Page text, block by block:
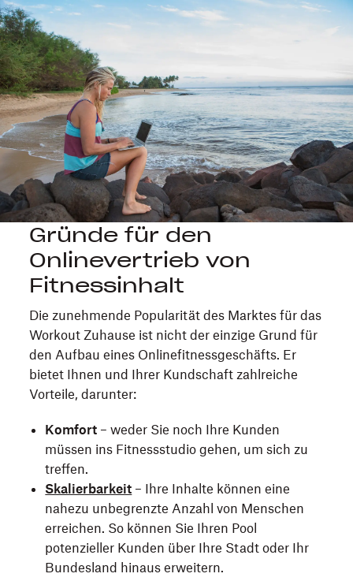
Gründe für den
Onlinevertrieb von
Fitnessinhalt
Die zunehmende Popularität des Marktes für das
Workout Zuhause ist nicht der einzige Grund für
den Aufbau eines Onlinefitnessgeschäfts. Er
bietet Ihnen und Ihrer Kundschaft zahlreiche
Vorteile, darunter:
Komfort – weder Sie noch Ihre Kunden
müssen ins Fitnessstudio gehen, um sich zu
treffen.
Skalierbarkeit – Ihre Inhalte können eine
nahezu unbegrenzte Anzahl von Menschen
erreichen. So können Sie Ihren Pool
potenzieller Kunden über Ihre Stadt oder Ihr
Bundesland hinaus erweitern.